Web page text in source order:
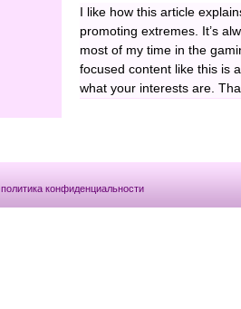
I like how this article
promoting extremes. It’s
most of my time in the
focused content like this is
what your interests are.
политика конфиденциальности